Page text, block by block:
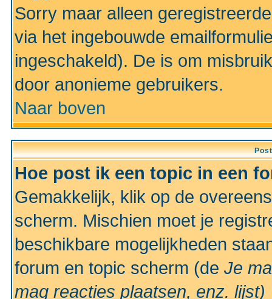
Sorry maar alleen
via het ingebouwde
ingeschakeld). De is om
door anonieme gebruikers.
Naar boven
Hoe post ik een topic in een
Gemakkelijk, klik op de
scherm. Mischien moet je
beschikbare mogelijkheden
forum en topic scherm (de Je
mag reacties plaatsen, enz. lijst)